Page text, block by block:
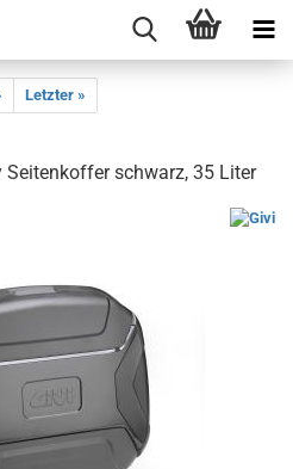
Letzter »
Seitenkoffer schwarz, 35 Liter